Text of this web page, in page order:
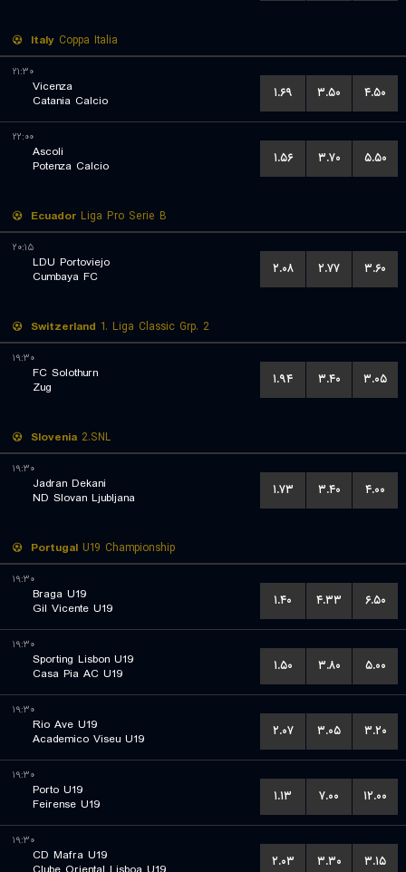
Italy Coppa Italia
۲۱:۳۰
Vicenza
Catania Calcio
۱.۶۹ ۳.۵۰ ۴.۵۰
۲۲:۰۰
Ascoli
Potenza Calcio
۱.۵۶ ۳.۷۰ ۵.۵۰
Ecuador Liga Pro Serie B
۲۰:۱۵
LDU Portoviejo
Cumbaya FC
۲.۰۸ ۲.۷۷ ۳.۶۰
Switzerland 1. Liga Classic Grp. 2
۱۹:۳۰
FC Solothurn
Zug
۱.۹۴ ۳.۴۰ ۳.۰۵
Slovenia 2.SNL
۱۹:۳۰
Jadran Dekani
ND Slovan Ljubljana
۱.۷۳ ۳.۴۰ ۴.۰۰
Portugal U19 Championship
۱۹:۳۰
Braga U19
Gil Vicente U19
۱.۴۰ ۴.۳۳ ۶.۵۰
۱۹:۳۰
Sporting Lisbon U19
Casa Pia AC U19
۱.۵۰ ۳.۸۰ ۵.۰۰
۱۹:۳۰
Rio Ave U19
Academico Viseu U19
۲.۰۷ ۳.۰۵ ۳.۲۰
۱۹:۳۰
Porto U19
Feirense U19
۱.۱۳ ۷.۰۰ ۱۲.۰۰
۱۹:۳۰
CD Mafra U19
۲.۰۳ ۳.۳۰ ۳.۱۵